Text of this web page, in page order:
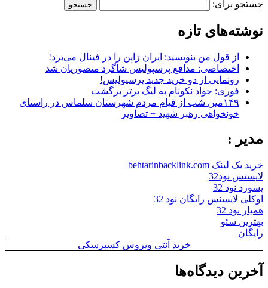
جستجو برای:
نوشته‌های تازه
از قول من بنویسید: ایران ژاپن را در فینال می‌برد!
اختصاصی: مدافع پرسپولیس شاگرد منصوریان شد
رونمایی از دو خرید جدید پرسپولیس!
فوری: جواد نکونام به لیگ برتر برگشت
۱۴۹مین شب از قیام مردم شهرستان سلماس در راستای
خونخواهی رهبر شهید + تصاویر
مدیر :
خرید بک لینک behtarinbacklink.com
لایسنس نود32
پسورد نود 32
اوکلی لایسنس رایگان نود 32
همیار نود 32
بهترین سئو
رایگان
خرید آنتی ویروس کسپرسکی
آخرین دیدگاه‌ها